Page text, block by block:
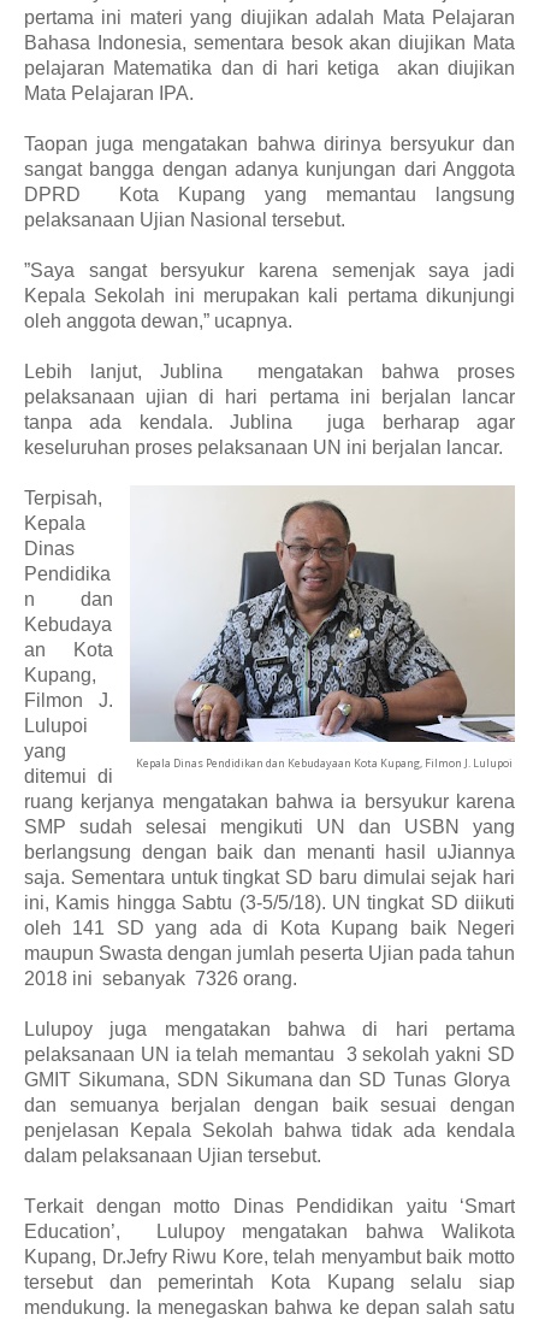
pertama ini materi yang diujikan adalah Mata Pelajaran
Bahasa Indonesia, sementara besok akan diujikan Mata
pelajaran Matematika dan di hari ketiga
akan diujikan
Mata Pelajaran IPA.
Taopan juga mengatakan bahwa dirinya bersyukur dan
sangat bangga dengan adanya kunjungan dari Anggota
DPRD
Kota Kupang yang memantau langsung
pelaksanaan Ujian Nasional tersebut.
”Saya sangat bersyukur karena semenjak saya jadi
Kepala Sekolah ini merupakan kali pertama dikunjungi
oleh anggota dewan,” ucapnya.
Lebih lanjut, Jublina
mengatakan bahwa proses
pelaksanaan ujian di
hari pertama ini berjalan lancar
tanpa ada kendala. Jublina
juga berharap
agar
keseluruhan proses pelaksanaan UN ini berjalan lancar.
Kepala Dinas Pendidikan dan Kebudayaan Kota Kupang, Filmon J. Lulupoi
Terpisah,
Kepala
Dinas
Pendidika
n dan
Kebudaya
an Kota
Kupang,
Filmon J.
Lulupoi
yang
ditemui di
ruang kerjanya mengatakan bahwa ia bersyukur karena
SMP sudah selesai mengikuti UN dan USBN yang
berlangsung dengan baik dan menanti hasil uJiannya
saja. Sementara untuk tingkat SD baru dimulaisejak hari
ini, Kamis hinggaSabtu (3-5/5/18). UNtingkat SD diikuti
oleh 141 SD yang ada di Kota Kupang baik Negeri
maupun Swasta dengan jumlah peserta Ujian pada tahun
2018 ini sebanyak 7326 orang.
Lulupoy juga mengatakan bahwa di hari
pertama
pelaksanaan UN ia telah memantau
3 sekolah yakni SD
GMIT Sikumana, SDN Sikumana dan SD Tunas Glorya
dan semuanya berjalan dengan baik sesuai dengan
penjelasan Kepala Sekolah bahwa tidak ada kendala
dalam pelaksanaan Ujian tersebut.
Terkait dengan motto Dinas
Pendidikan yaitu ‘Smart
Education’,
Lulupoy mengatakan bahwa Walikota
Kupang, Dr.Jefry Riwu Kore, telah menyambut baik motto
tersebutdan pemerintah Kota Kupang selalu siap
mendukung. Ia menegaskan bahwa ke depan salah satu